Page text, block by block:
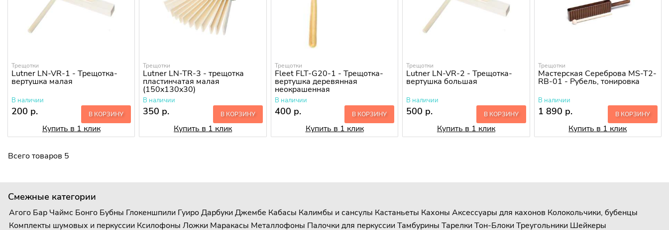
Трещотки
Lutner LN-VR-1 - Трещотка-
вертушка малая
В наличии
200 р. В КОРЗИНУ
Купить в 1 клик
Трещотки
Lutner LN-TR-3 - трещотка
пластинчатая малая
(150x130x30)
В наличии
350 р. В КОРЗИНУ
Купить в 1 клик
Трещотки
Fleet FLT-G20-1 - Трещотка-
вертушка деревянная
неокрашенная
В наличии
400 р. В КОРЗИНУ
Купить в 1 клик
Трещотки
Lutner LN-VR-2 - Трещотка-
вертушка большая
В наличии
500 р. В КОРЗИНУ
Купить в 1 клик
Трещотки
Мастерская Сереброва MS-T2-
RB-01 - Рубель, тонировка
В наличии
1 890 р. В КОРЗИНУ
Купить в 1 клик
Всего товаров 5
Смежные категории
Агого Бар Чаймс Бонго Бубны Глокеншпили ГуироДарбуки Джембе Кабасы Калимбы и сансулы Кастаньеты Кахоны Аксессуары для кахонов Колокольчики, бубенцы
Комплекты шумовых и перкуссии Ксилофоны Ложки Маракасы Металлофоны Палочки для перкуссии Тамбурины Тарелки Тон-Блоки Треугольники Шейкеры